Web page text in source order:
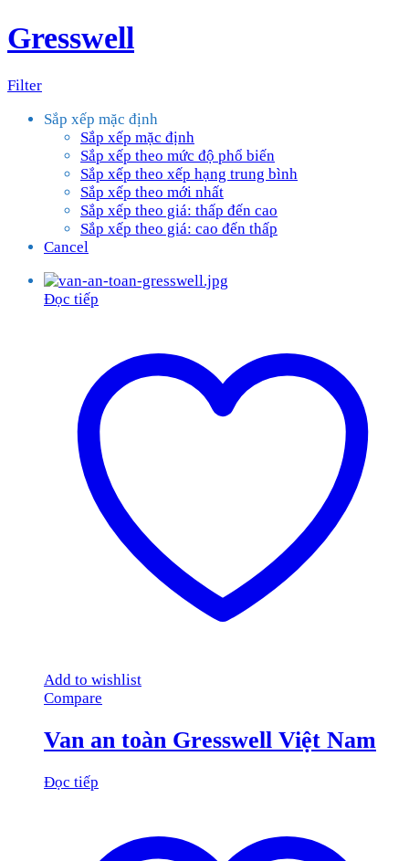
Gresswell
Filter
Sắp xếp mặc định
Sắp xếp mặc định
Sắp xếp theo mức độ phổ biến
Sắp xếp theo xếp hạng trung bình
Sắp xếp theo mới nhất
Sắp xếp theo giá: thấp đến cao
Sắp xếp theo giá: cao đến thấp
Cancel
Đọc tiếp
Add to wishlist
Compare
Van an toàn Gresswell Việt Nam
Đọc tiếp